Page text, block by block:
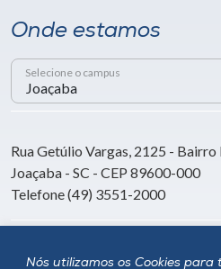
Nós utilizamos os Cookies
Onde estamos
Selecione o campus
Rua Getúlio Vargas, 2125 - Bairro
Joaçaba - SC - CEP 89600-000
Telefone (49) 3551-2000
Siga a Unoesc